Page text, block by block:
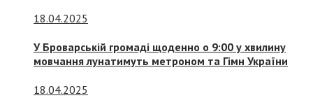
18.04.2025
У Броварській громаді щоденно о 9:00 у хвилину
мовчання лунатимуть метроном та Гімн України
18.04.2025